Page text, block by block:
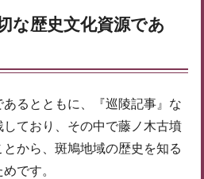
な歴史文化資源であ
るとともに、『巡陵記事』な
ており、その中で藤ノ木古墳
から、斑鳩地域の歴史を知る
です。